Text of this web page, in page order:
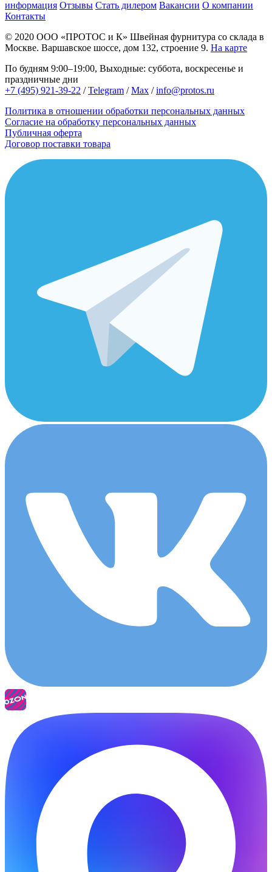
информация Отзывы Стать дилером Вакансии О компании
Контакты
© 2020 ООО «ПРОТОС и К» Швейная фурнитура со склада в
Москве. Варшавское шоссе, дом 132, строение 9. На карте
По будням 9:00–19:00, Выходные: суббота, воскресенье и
праздничные дни
+7 (495) 921-39-22 /Telegram /Max /info@protos.ru
Политика в отношении обработки персональных данных
Согласие на обработку персональных данных
Публичная оферта
Договор поставки товара